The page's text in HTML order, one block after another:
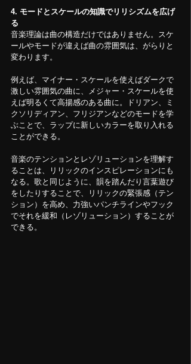
4. モードとスケールの知識でリリシズムを広げ
る
音楽理論は曲の構造だけではありません。スケ
ールやモードが違えば曲の雰囲気は、がらりと
変わります。
例えば、マイナー・スケールを使えばダークで
激しい雰囲気の曲に、メジャー・スケールを使
えば明るくて高揚感のある曲に。ドリアン、ミ
クソリディアン、フリジアンなどのモードを学
ぶことで、ラップに新しいカラーを取り入れる
ことができる。
音楽のテンションとレゾリューションを理解す
ることは、リリックのインスピレーションにも
なる。歌と同じように、韻を踏んだり言葉遊び
をしたりすることで、リリックの緊張感（テン
ション）を高め、力強いパンチラインやフック
でそれを緩和（レゾリューション）することが
できる。